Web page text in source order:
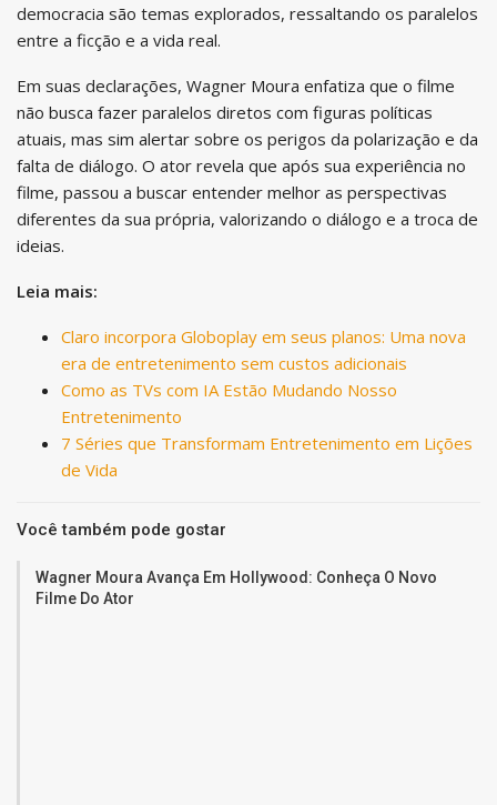
democracia são temas explorados, ressaltando os paralelos
entre a ficção e a vida real.
Em suas declarações, Wagner Moura enfatiza que o filme
não busca fazer paralelos diretos com figuras políticas
atuais, mas sim alertar sobre os perigos da polarização e da
falta de diálogo. O ator revela que após sua experiência no
filme, passou a buscar entender melhor as perspectivas
diferentes da sua própria, valorizando o diálogo e a troca de
ideias.
Leia mais:
Claro incorpora Globoplay em seus planos: Uma nova
era de entretenimento sem custos adicionais
Como as TVs com IA Estão Mudando Nosso
Entretenimento
7 Séries que Transformam Entretenimento em Lições
de Vida
Você também pode gostar
Wagner Moura Avança Em Hollywood: Conheça O Novo
Filme Do Ator